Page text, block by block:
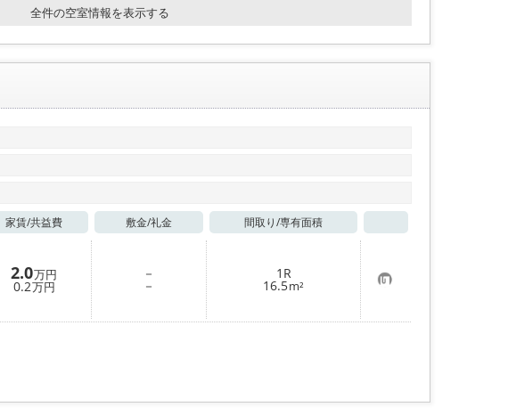
全件の空室情報を表示する
家賃/共益費 敷金/礼金 間取り/専有面積
2.0万円
0.2万円
－
－
1R
16.5m² お
気
に
入